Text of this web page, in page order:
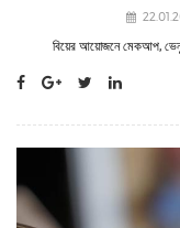
বিয়ের আয়োজনে মেকআপ,